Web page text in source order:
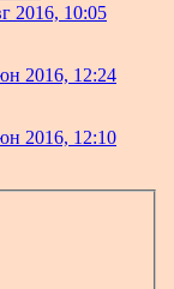
2016, 10:05
2016, 12:24
2016, 12:10